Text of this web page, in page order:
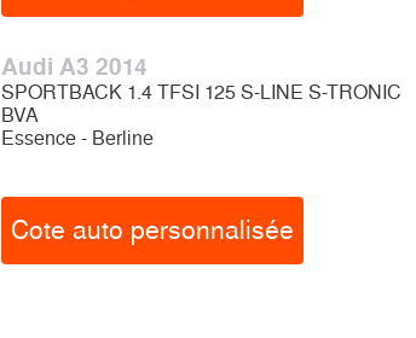
Audi A3 2014
SPORTBACK 1.4 TFSI 125 S-LINE S-TRONIC
BVA
Essence - Berline
Cote auto personnalisée